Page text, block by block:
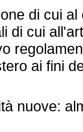
di cui al
di cui
ai fini
nuove: